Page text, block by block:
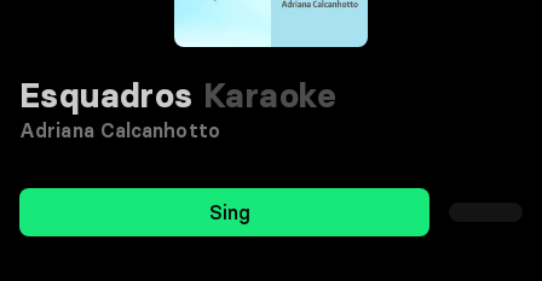
Esquadros Karaoke
Adriana Calcanhotto
Sing